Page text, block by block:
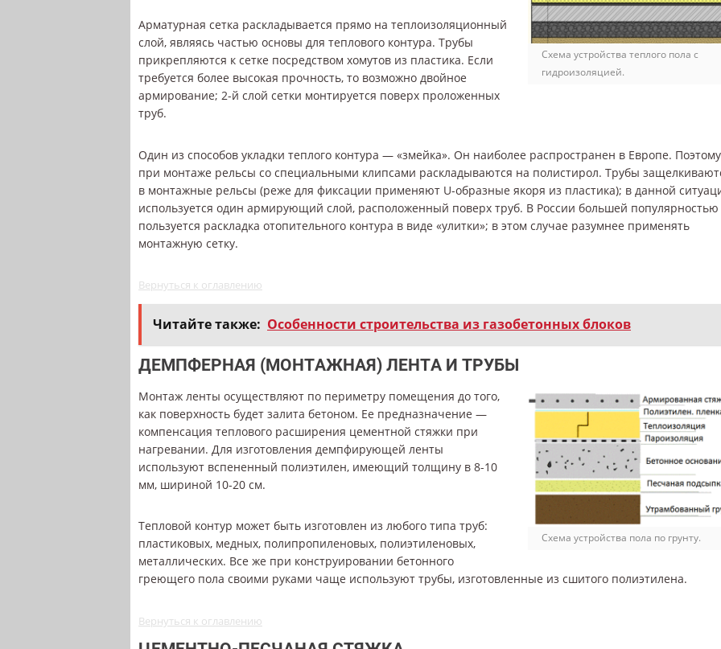
Схема устройства теплого пола с
гидроизоляцией.
Арматурная сетка раскладывается прямо на теплоизоляционный
слой, являясь частью основы для теплового контура. Трубы
прикрепляются к сетке посредством хомутов из пластика. Если
требуется более высокая прочность, то возможно двойное
армирование; 2-й слой сетки монтируется поверх проложенных
труб.
Один из способов укладки теплого контура — «змейка». Он наиболее распространен в Европе. Поэтому
при монтаже рельсы со специальными клипсами раскладываются на полистирол. Трубы
в монтажные рельсы (реже для фиксации применяют U-образные якоря из пластика); в данной
используется один армирующий слой, расположенный поверх труб. В России большей популярностью
пользуется раскладка отопительного контура в виде «улитки»; в этом случае разумнее применять
монтажную сетку.
Вернуться к оглавлению
Читайте также: Особенности строительства из газобетонных блоков
ДЕМПФЕРНАЯ (МОНТАЖНАЯ) ЛЕНТА И ТРУБЫ
Схема устройства пола по грунту.
Монтаж ленты осуществляют по периметру помещения до того,
как поверхность будет залита бетоном. Ее предназначение —
компенсация теплового расширения цементной стяжки при
нагревании. Для изготовления демпфирующей ленты
используют вспененный полиэтилен, имеющий толщину в 8-10
мм, шириной 10-20 см.
Тепловой контур может быть изготовлен из любого типа труб:
пластиковых, медных, полипропиленовых, полиэтиленовых,
металлических. Все же при конструировании бетонного
греющего пола своими руками чаще используют трубы, изготовленные из сшитого полиэтилена.
Вернуться к оглавлению